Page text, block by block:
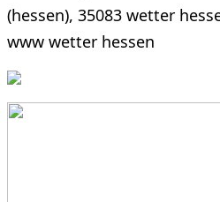
(hessen), 35083 wetter
www wetter hessen